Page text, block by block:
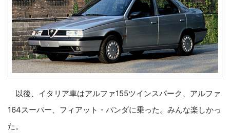
以後、イタリア車はアルファ155ツインスパーク、アルファ
164スーパー、フィアット・パンダに乗った。みんな楽しかっ
た。